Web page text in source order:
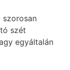
szorosan
szét
egyáltalán